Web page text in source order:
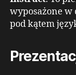
wyposażone
pod kątem